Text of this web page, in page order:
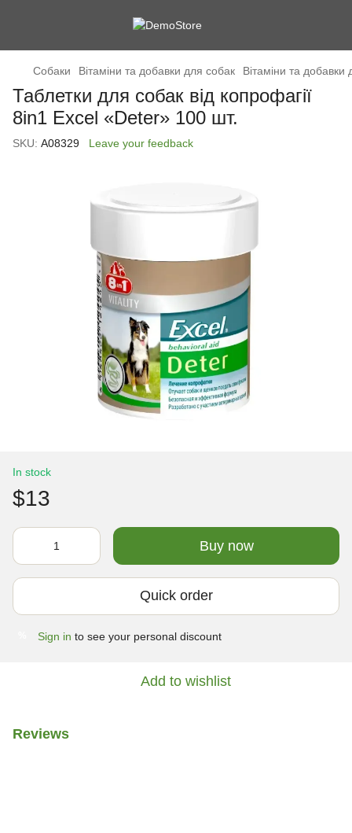
Cобаки Вітаміни та добавки для собак Вітаміни та
Таблетки для собак від копрофагії
8in1 Excel «Deter» 100 шт.
SKU: А08329 Leave your feedback
In stock
$13
Buy now
Quick order
Sign in to see your personal discount
Add to wishlist
Reviews